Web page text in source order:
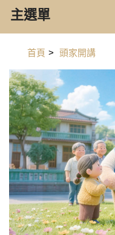
主選單
首頁 > 頭家開講